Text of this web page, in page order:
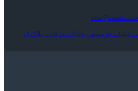
info@amadco.co
تهران،خیابان سهروردی شمالی،خیابان خرمشهر، خیابان مرغاب، پلاک 3،